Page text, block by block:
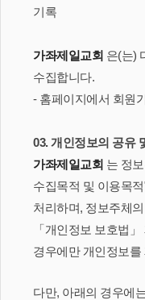
기록
가좌제일교회 은(는)
수집합니다.
- 홈페이지에서 회원
03. 개인정보의 공유
가좌제일교회 는 정
수집목적 및 이용목
처리하며, 정보주체
「개인정보 보호법
경우에만 개인정보
다만, 아래의 경우에